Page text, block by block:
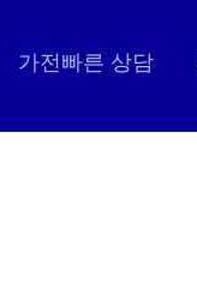
가전빠른 상담